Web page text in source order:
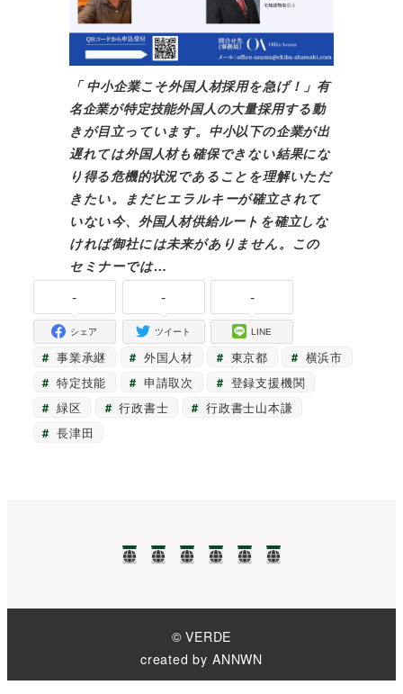
「 中小企業こそ外国人材採用を急げ！」有
名企業が特定技能外国人の大量採用する動
きが目立っています。中小以下の企業が出
遅れては外国人材も確保できない結果にな
り得る危機的状況であることを理解いただ
きたい。まだヒエラルキーが確立されて
いない今、外国人材供給ルートを確立しな
ければ御社には未来がありません。この
セミナーでは…
-
シェア
-
ツイート
-
LINE
事業承継 外国人材 東京都
横浜市
特定技能
申請取次
登録支援機関
緑区
行政書士
行政書士山本謙
長津田
TOPNEWS❢❢
業
務
い
て
ブ
ロ
事
務
内
お
問
わ
© VERDE
created by ANNWN